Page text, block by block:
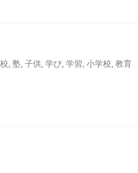
, 塾, 子供, 学び, 学習, 小学校, 教育